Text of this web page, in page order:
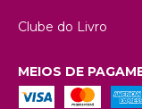
Clube do Livro
MEIOS DE